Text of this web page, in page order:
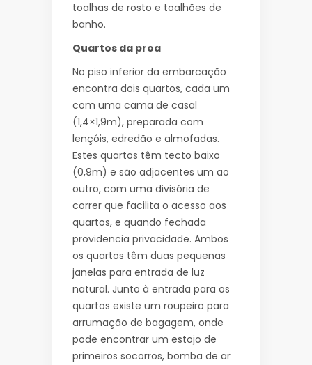
toalhas de rosto e toalhões de
banho.
Quartos da proa
No piso inferior da embarcação
encontra dois quartos, cada um
com uma cama de casal
(1,4×1,9m), preparada com
lençóis, edredão e almofadas.
Estes quartos têm tecto baixo
(0,9m) e são adjacentes um ao
outro, com uma divisória de
correr que facilita o acesso aos
quartos, e quando fechada
providencia privacidade. Ambos
os quartos têm duas pequenas
janelas para entrada de luz
natural. Junto à entrada para os
quartos existe um roupeiro para
arrumação de bagagem, onde
pode encontrar um estojo de
primeiros socorros, bomba de ar